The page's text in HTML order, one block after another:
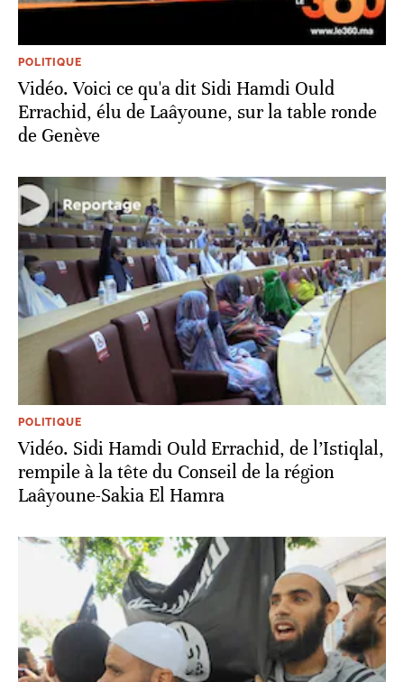
POLITIQUE
Vidéo. Voici ce qu'a dit Sidi Hamdi Ould
Errachid, élu de Laâyoune, sur la table ronde
de Genève
POLITIQUE
Vidéo. Sidi Hamdi Ould Errachid, de l’Istiqlal,
rempile à la tête du Conseil de la région
Laâyoune-Sakia El Hamra